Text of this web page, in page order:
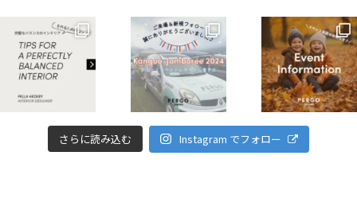
さらに読み込む Instagram でフォロー